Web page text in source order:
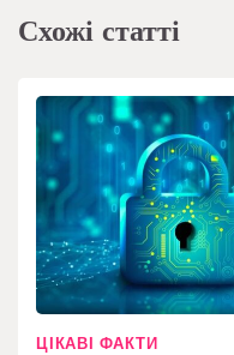
Схожі статті
ЦІКАВІ ФАКТИ